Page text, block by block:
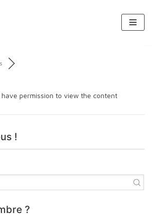
have permission to view the content
!
?